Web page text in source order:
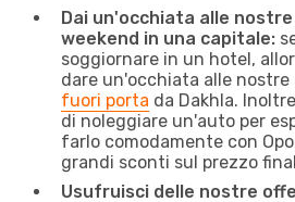
Dai un'occhiata alle
weekend in una capitale:
soggiornare in un hotel,
dare un'occhiata alle nostre
fuori porta da Dakhla.
di noleggiare un'auto per
farlo comodamente con
grandi sconti sul prezzo
Usufruisci delle nostre